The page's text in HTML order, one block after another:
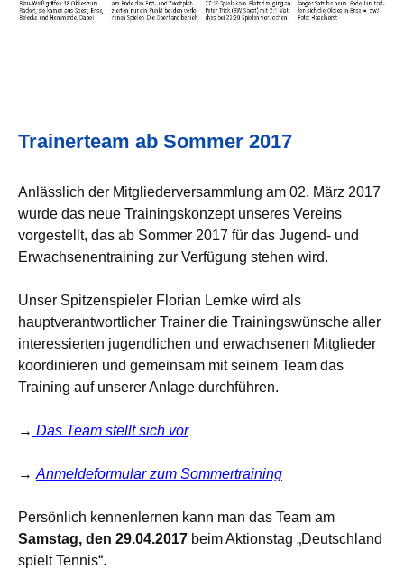
Trainerteam ab Sommer 2017
Anlässlich der Mitgliederversammlung am 02. März 2017
wurde das neue Trainingskonzept unseres Vereins
vorgestellt, das ab Sommer 2017 für das Jugend- und
Erwachsenentraining zur Verfügung stehen wird.
Unser Spitzenspieler Florian Lemke wird als
hauptverantwortlicher Trainer die Trainingswünsche aller
interessierten jugendlichen und erwachsenen Mitglieder
koordinieren und gemeinsam mit seinem Team das
Training auf unserer Anlage durchführen.
→ Das Team stellt sich vor
→ Anmeldeformular zum Sommertraining
Persönlich kennenlernen kann man das Team am
Samstag, den 29.04.2017 beim Aktionstag „Deutschland
spielt Tennis“.